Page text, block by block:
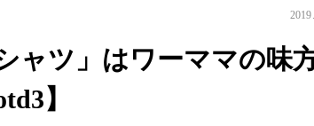
ャツ」はワーママの味
】